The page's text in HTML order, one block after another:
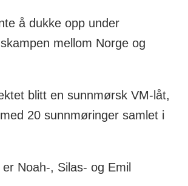
å dukke opp under
mellom Norge og
blitt en sunnmørsk VM-låt,
20 sunnmøringer samlet i
Noah-, Silas- og Emil